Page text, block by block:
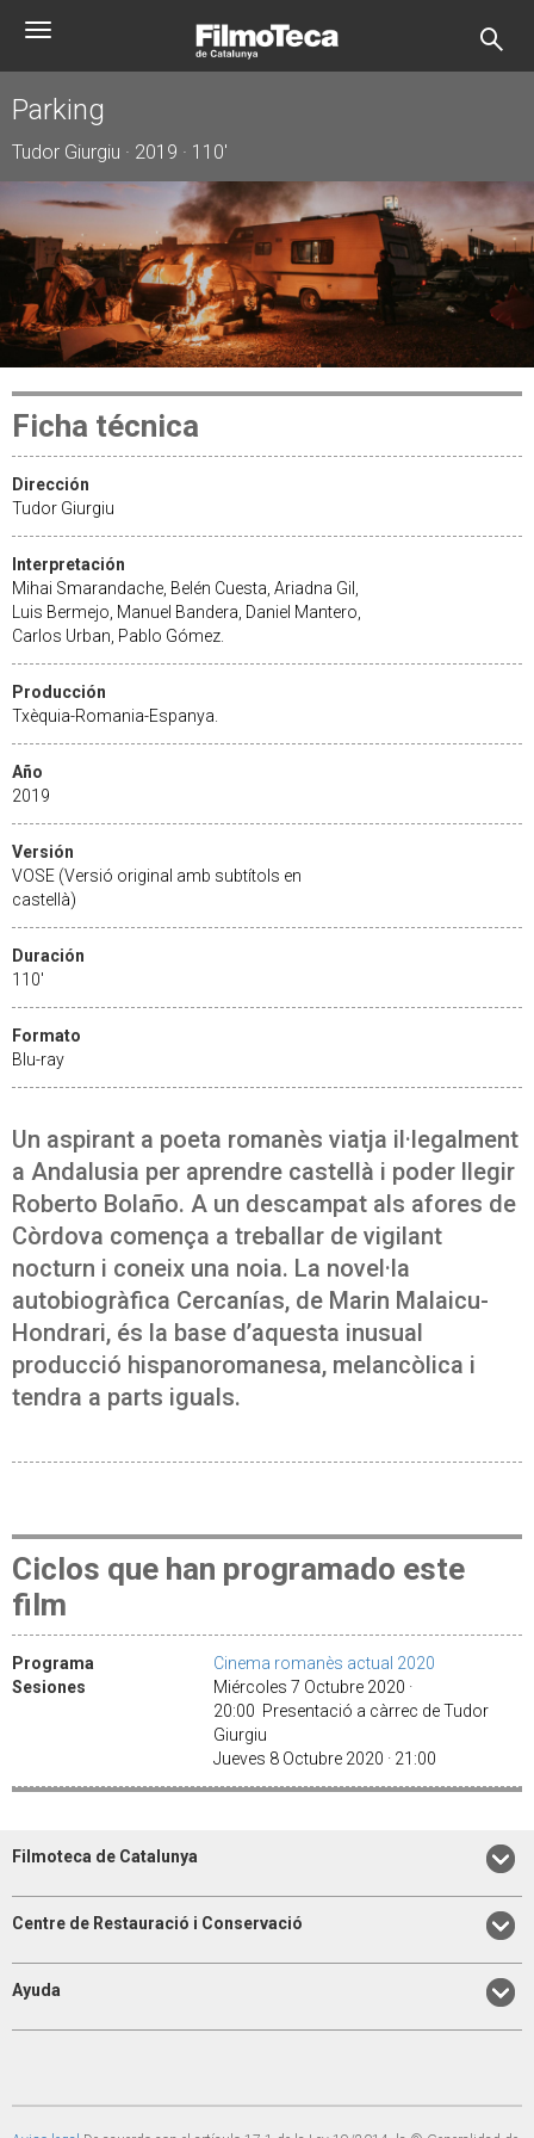
Toggle
Parking
Tudor Giurgiu · 2019 · 110'
Ficha técnica
Dirección
Tudor Giurgiu
Interpretación
Mihai Smarandache, Belén Cuesta, Ariadna Gil,
Luis Bermejo, Manuel Bandera, Daniel Mantero,
Carlos Urban, Pablo Gómez.
Producción
Txèquia-Romania-Espanya.
Año
2019
Versión
VOSE (Versió original amb subtítols en
castellà)
Duración
110'
Formato
Blu-ray
Un aspirant a poeta romanès viatja il·legalment
a Andalusia per aprendre castellà i poder llegir
Roberto Bolaño. A un descampat als afores de
Còrdova comença a treballar de vigilant
nocturn i coneix una noia. La novel·la
autobiogràfica Cercanías, de Marin Malaicu-
Hondrari, és la base d’aquesta inusual
producció hispanoromanesa, melancòlica i
tendra a parts iguals.
Ciclos que han programado este
film
Programa
Cinema romanès actual 2020
Sesiones
Miércoles 7 Octubre 2020 ·
20:00 Presentació a càrrec de Tudor
Giurgiu
Jueves 8 Octubre 2020 · 21:00
Filmoteca de Catalunya
Centre de Restauració i Conservació
Ayuda